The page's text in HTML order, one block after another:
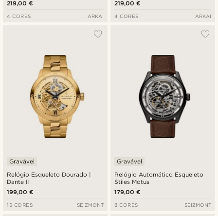
219,00 €
4 CORES ARKAI
219,00 €
4 CORES ARKAI
Relógio Esqueleto Dourado |
Dante II
Gravável
199,00 €
15 CORES SEIZMONT
Relógio Automático Esqueleto
Stiles Motus
Gravável
179,00 €
8 CORES SEIZMONT